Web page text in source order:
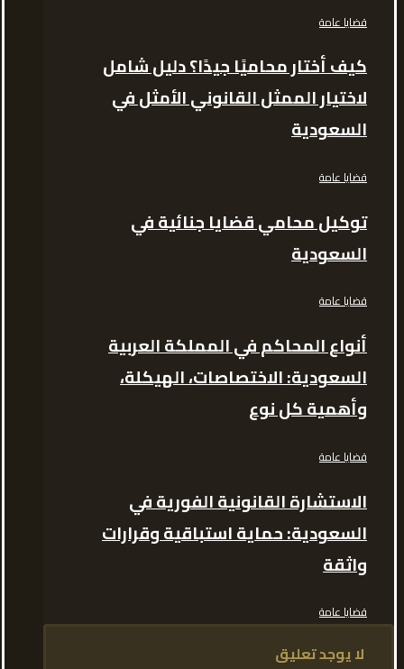
قضايا عامة
كيف أختار محاميًا جيدًا؟ دليل شامل
لاختيار الممثل القانوني الأمثل في
السعودية
قضايا عامة
توكيل محامي قضايا جنائية في
السعودية
قضايا عامة
أنواع المحاكم في المملكة العربية
السعودية: الاختصاصات، الهيكلة،
وأهمية كل نوع
قضايا عامة
الاستشارة القانونية الفورية في
السعودية: حماية استباقية وقرارات
واثقة
قضايا عامة
لا يوجد تعليق